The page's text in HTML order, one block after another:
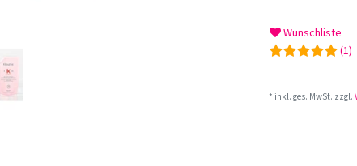
Wunschliste
(1)
* inkl. ges. MwSt. zzgl.